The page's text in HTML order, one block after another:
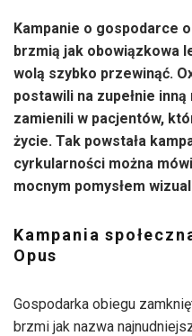
Kampanie o gospodarce
brzmią jak obowiązkowa
wolą szybko przewinąć.
postawili na zupełnie
zamienili w pacjentów,
życie. Tak powstała
cyrkularności można
mocnym pomysłem
Kampania
Opus
Gospodarka obiegu
brzmi jak nazwa